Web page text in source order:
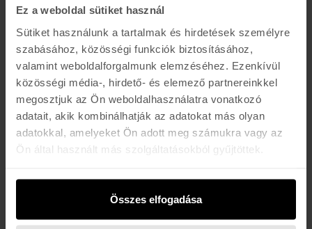
Ez a weboldal sütiket használ
Sütiket használunk a tartalmak és hirdetések személyre
szabásához, közösségi funkciók biztosításához,
valamint weboldalforgalmunk elemzéséhez. Ezenkívül
közösségi média-, hirdető- és elemező partnereinkkel
megosztjuk az Ön weboldalhasználatra vonatkozó
adatait, akik kombinálhatják az adatokat más olyan
adatokkal, amelyeket Ön adott meg számukra vagy az
Ön által használt más szolgáltatásokból gyűjtöttek.
Összes elfogadása
ÚJ
ANDY ANDERSON HYDRANT - 8,4
52.990 Ft
ÚJ
POWELL PERALTA
OG RAY RODRIGEZ SKULL & SWORD
’12' - 10,0
56.990 Ft
WELINDER CLASSIC 12 - 9.625